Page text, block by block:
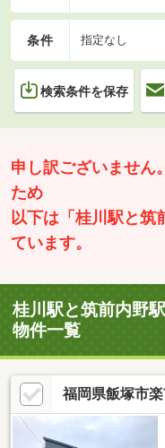
条件 指定なし
検索条件を保存
申し訳ございません
ため
以下は「桂川駅と筑
ています。
桂川駅と筑前内野
物件一覧
福岡県飯塚市